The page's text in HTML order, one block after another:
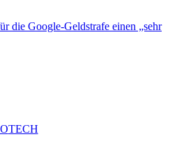
die Google-Geldstrafe einen „sehr
TECH